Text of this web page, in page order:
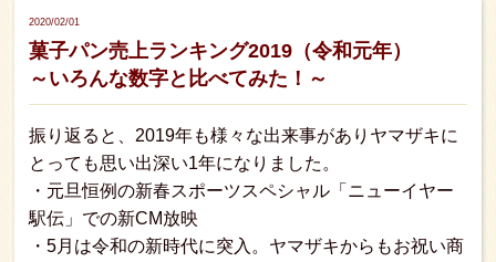
2020/02/01
菓子パン売上ランキング2019（令和元年）
～いろんな数字と比べてみた！～
振り返ると、2019年も様々な出来事がありヤマザキに
とっても思い出深い1年になりました。
・元旦恒例の新春スポーツスペシャル「ニューイヤー
駅伝」での新CM放映
・5月は令和の新時代に突入。ヤマザキからもお祝い商